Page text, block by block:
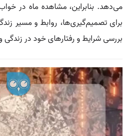
می‌دهد. بنابراین، مشاهده ماه در
برای تصمیم‌گیری‌ها، روابط و مسیر
بررسی شرایط و رفتارهای خود در